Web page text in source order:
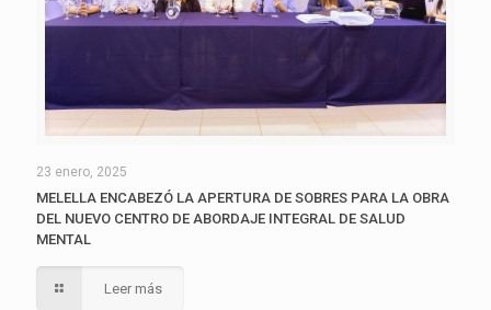
23 enero, 2025
MELELLA ENCABEZÓ LA APERTURA DE SOBRES PARA LA OBRA
DEL NUEVO CENTRO DE ABORDAJE INTEGRAL DE SALUD
MENTAL
Leer más